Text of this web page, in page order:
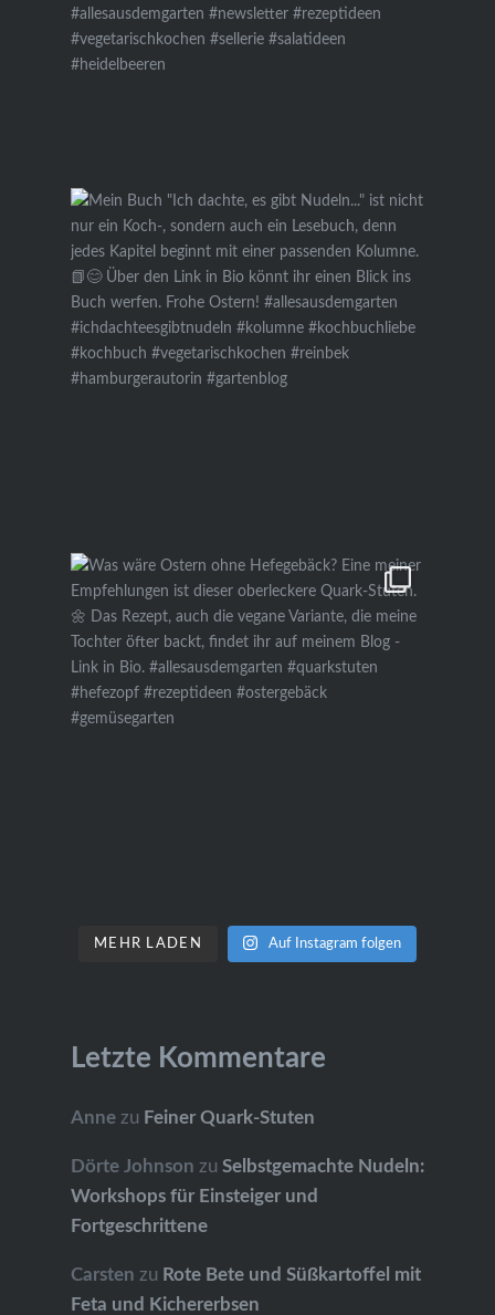
MEHR LADEN Auf Instagram folgen
Letzte Kommentare
Annezu Feiner Quark-Stuten
Dörte Johnson zu Selbstgemachte Nudeln:
Workshops für Einsteiger und
Fortgeschrittene
Carsten zu Rote Bete und Süßkartoffel mit
Feta und Kichererbsen